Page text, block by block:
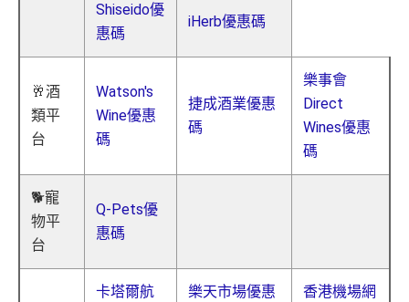
Shiseido優
惠碼
iHerb優惠碼
🥂酒
類平
台
Watson's
Wine優惠
碼
捷成酒業優惠
碼
樂事會
Direct
Wines優惠
碼
🐕寵
物平
台
Q-Pets優
惠碼
卡塔爾航
樂天市場優惠
香港機場網